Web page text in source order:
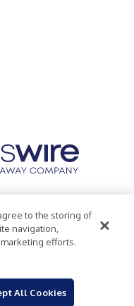
Statement
to the storing of
navigation,
efforts.
All Cookies